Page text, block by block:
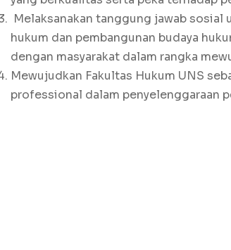
Melaksanakan tanggung jawab sosial
hukum dan pembangunan budaya
dengan masyarakat dalam rangka
Mewujudkan Fakultas Hukum UNS
professional dalam penyelenggaraan